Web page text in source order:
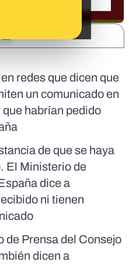
redes que dicen que
un comunicado en
habrían pedido
de que se haya
El Ministerio de
dice a
ni tienen
de Prensa del Consejo
dicen a